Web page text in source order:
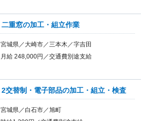
二重窓の加工・組立作業
宮城県／大崎市／三本木／字吉田
月給 248,000円／交通費別途支給
2交替制・電子部品の加工・組立・検査
宮城県／白石市／旭町